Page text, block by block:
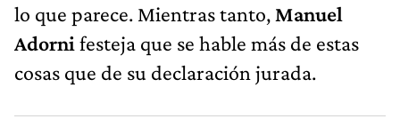
lo que parece. Mientras tanto, Manuel
Adorni festeja que se hable más de estas
cosas que de su declaración jurada.